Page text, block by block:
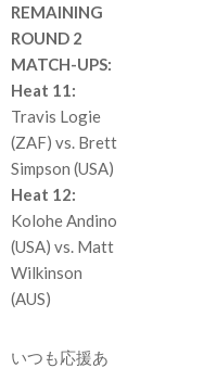
REMAINING
ROUND 2
MATCH-UPS:
Heat 11:
Travis Logie
(ZAF) vs. Brett
Simpson (USA)
Heat 12:
Kolohe Andino
(USA) vs. Matt
Wilkinson
(AUS)
いつも応援あ